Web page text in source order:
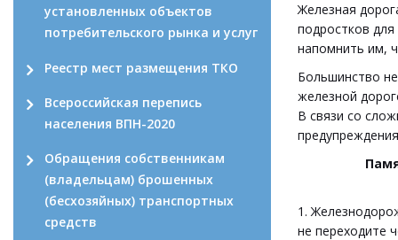
установленных объектов
потребительского рынка и услуг
Реестр мест размещения ТКО
Всероссийская перепись
населения ВПН-2020
Обращения собственникам
(владельцам) брошенных
(бесхозяйных) транспортных
средств
Железная
подростков
напомнить им,
Большинство
железной
В связи со
1.
не переходите